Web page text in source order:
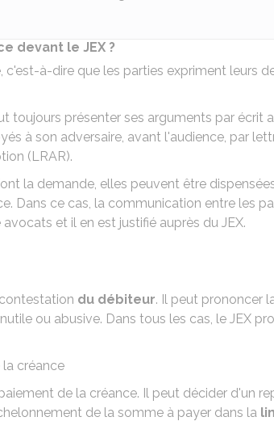
devant le JEX ?
c'est-à-dire que les parties expriment leurs
toujours présenter ses arguments par écrit
à son adversaire, avant l'audience, par
(LRAR).
la demande, elles peuvent être
Dans ce cas, la communication entre les
et il en est justifié auprès du JEX.
du débiteur. Il peut prononcer
ou abusive. Dans tous les cas, le JEX
créance
de la créance. Il peut décider d'un
de la somme à payer dans la